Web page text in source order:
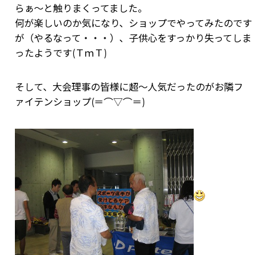
らぁ～と触りまくってました。
何が楽しいのか気になり、ショップでやってみたのです
が（やるなって・・・）、子供心をすっかり失ってしま
ったようです(ＴｍＴ)
そして、大会理事の皆様に超～人気だったのがお隣フ
ァイテンショップ(＝⌒▽⌒＝)